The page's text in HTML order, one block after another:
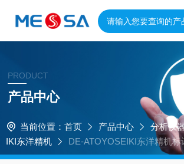
PRODUCT
产品中心
当前位置： 首页 产品中心 分析仪
IKI东洋精机
DE-ATOYOSEIKI东洋精机标
离计